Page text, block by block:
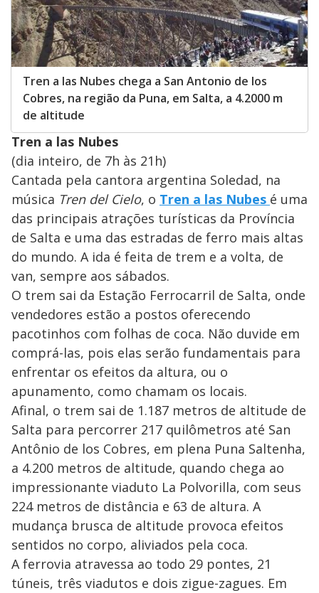
Tren a las Nubes chega a San Antonio de los
Cobres, na região da Puna, em Salta, a 4.2000 m
de altitude
Tren a las Nubes
(dia inteiro, de 7h às 21h)
Cantada pela cantora argentina Soledad, na
música Tren del Cielo, o Tren a las Nubes é uma
das principais atrações turísticas da Província
de Salta e uma das estradas de ferro mais altas
do mundo. A ida é feita de trem e a volta, de
van, sempre aos sábados.
O trem sai da Estação Ferrocarril de Salta, onde
vendedores estão a postos oferecendo
pacotinhos com folhas de coca. Não duvide em
comprá-las, pois elas serão fundamentais para
enfrentar os efeitos da altura, ou o
apunamento, como chamam os locais.
Afinal, o trem sai de 1.187 metros de altitude de
Salta para percorrer 217 quilômetros até San
Antônio de los Cobres, em plena Puna Saltenha,
a 4.200 metros de altitude, quando chega ao
impressionante viaduto La Polvorilla, com seus
224 metros de distância e 63 de altura. A
mudança brusca de altitude provoca efeitos
sentidos no corpo, aliviados pela coca.
A ferrovia atravessa ao todo 29 pontes, 21
túneis, três viadutos e dois zigue-zagues. Em